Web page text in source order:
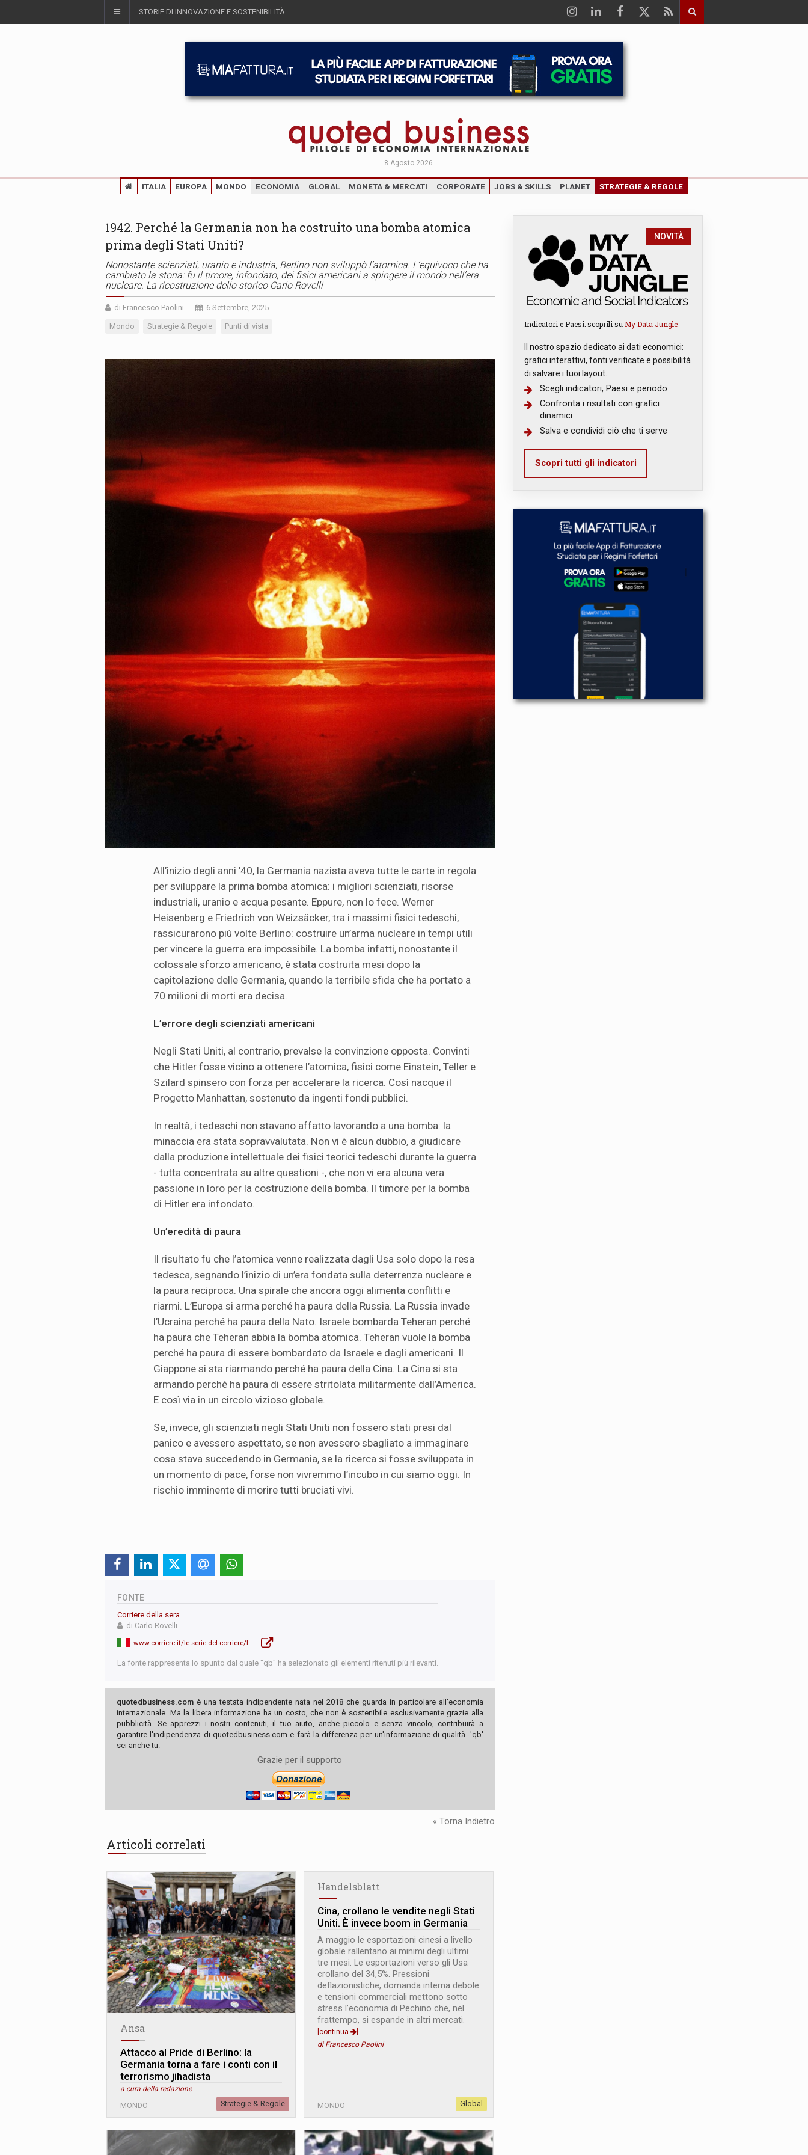
STORIE DI INNOVAZIONE E SOSTENIBILITÀ
8 Agosto 2026
ITALIA EUROPA MONDO ECONOMIA GLOBAL MONETA & MERCATI CORPORATE JOBS & SKILLS PLANET STRATEGIE & REGOLE
1942. Perché la Germania non ha costruito una bomba atomica
prima degli Stati Uniti?
Nonostante scienziati, uranio e industria, Berlino non sviluppò l’atomica. L’equivoco che ha
cambiato la storia: fu il timore, infondato, dei fisici americani a spingere il mondo nell’era
nucleare. La ricostruzione dello storico Carlo Rovelli
di Francesco Paolini 6 Settembre, 2025
Mondo Strategie & Regole Punti di vista
All’inizio degli anni ’40, la Germania nazista aveva tutte le carte in regola
per sviluppare la prima bomba atomica: i migliori scienziati, risorse
industriali, uranio e acqua pesante. Eppure, non lo fece. Werner
Heisenberg e Friedrich von Weizsäcker, tra i massimi fisici tedeschi,
rassicurarono più volte Berlino: costruire un’arma nucleare in tempi utili
per vincere la guerra era impossibile. La bomba infatti, nonostante il
colossale sforzo americano, è stata costruita mesi dopo la
capitolazione delle Germania, quando la terribile sfida che ha portato a
70 milioni di morti era decisa.
L’errore degli scienziati americani
Negli Stati Uniti, al contrario, prevalse la convinzione opposta. Convinti
che Hitler fosse vicino a ottenere l’atomica, fisici come Einstein, Teller e
Szilard spinsero con forza per accelerare la ricerca. Così nacque il
Progetto Manhattan, sostenuto da ingenti fondi pubblici.
In realtà, i tedeschi non stavano affatto lavorando a una bomba: la
minaccia era stata sopravvalutata. Non vi è alcun dubbio, a giudicare
dalla produzione intellettuale dei fisici teorici tedeschi durante la guerra
- tutta concentrata su altre questioni -, che non vi era alcuna vera
passione in loro per la costruzione della bomba. Il timore per la bomba
di Hitler era infondato.
Un’eredità di paura
Il risultato fu che l’atomica venne realizzata dagli Usa solo dopo la resa
tedesca, segnando l’inizio di un’era fondata sulla deterrenza nucleare e
la paura reciproca. Una spirale che ancora oggi alimenta conflitti e
riarmi. L’Europa si arma perché ha paura della Russia. La Russia invade
l’Ucraina perché ha paura della Nato. Israele bombarda Teheran perché
ha paura che Teheran abbia la bomba atomica. Teheran vuole la bomba
perché ha paura di essere bombardato da Israele e dagli americani. Il
Giappone si sta riarmando perché ha paura della Cina. La Cina si sta
armando perché ha paura di essere stritolata militarmente dall’America.
E così via in un circolo vizioso globale.
Se, invece, gli scienziati negli Stati Uniti non fossero stati presi dal
panico e avessero aspettato, se non avessero sbagliato a immaginare
cosa stava succedendo in Germania, se la ricerca si fosse sviluppata in
un momento di pace, forse non vivremmo l’incubo in cui siamo oggi. In
rischio imminente di morire tutti bruciati vivi.
FONTE
Corriere della sera
di Carlo Rovelli
www.corriere.it/le-serie-del-corriere/la-bomba-atomica/1942-perche-la-germania-non-ha-costruito-una-bomba-atomica-prima-dell-america.shtml
La fonte rappresenta lo spunto dal quale "qb" ha selezionato gli elementi ritenuti più rilevanti.
quotedbusiness.com è una testata indipendente nata nel 2018 che guarda in particolare all'economia
internazionale. Ma la libera informazione ha un costo, che non è sostenibile esclusivamente grazie alla
pubblicità. Se apprezzi i nostri contenuti, il tuo aiuto, anche piccolo e senza vincolo, contribuirà a
garantire l'indipendenza di quotedbusiness.com e farà la differenza per un'informazione di qualità. 'qb'
sei anche tu.
Grazie per il supporto
« Torna Indietro
Articoli correlati
Ansa
Attacco al Pride di Berlino: la
Germania torna a fare i conti con il
terrorismo jihadista
a cura della redazione
MONDO Strategie & Regole
Handelsblatt
Cina, crollano le vendite negli Stati
Uniti. È invece boom in Germania
A maggio le esportazioni cinesi a livello
globale rallentano ai minimi degli ultimi
tre mesi. Le esportazioni verso gli Usa
crollano del 34,5%. Pressioni
deflazionistiche, domanda interna debole
e tensioni commerciali mettono sotto
stress l’economia di Pechino che, nel
frattempo, si espande in altri mercati.
[continua
di Francesco Paolini
MONDO Global
NOVITÀ
Indicatori e Paesi: scoprili su My Data Jungle
Il nostro spazio dedicato ai dati economici:
grafici interattivi, fonti verificate e possibilità
di salvare i tuoi layout.
Scegli indicatori, Paesi e periodo
Confronta i risultati con grafici
dinamici
Salva e condividi ciò che ti serve
Scopri tutti gli indicatori